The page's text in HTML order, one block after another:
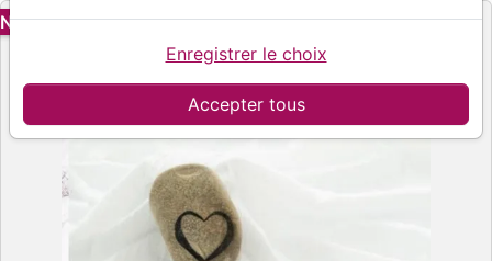
NOUVEAU
Accepter tous
Enregistrer le choix